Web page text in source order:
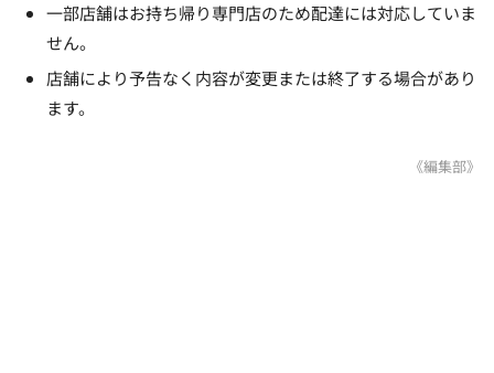
一部店舗はお持ち帰り専門店のため配達には対応していま
せん。
店舗により予告なく内容が変更または終了する場合があり
ます。
《編集部》